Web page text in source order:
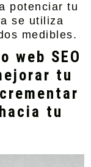
potenciar tu
se utiliza
medibles.
web SEO
tu
tu